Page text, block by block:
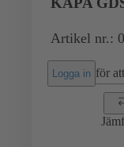
Artikel nr.:
Logga in för